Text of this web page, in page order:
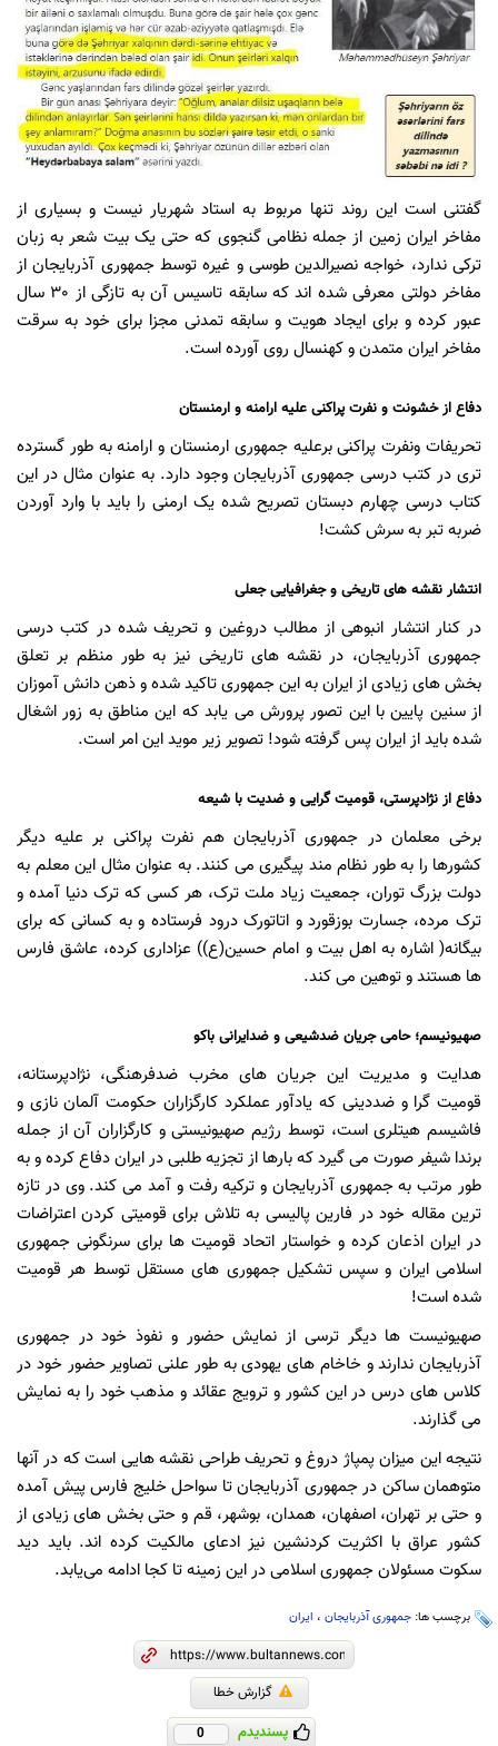
گفتنی است این روند تنها مربوط به استاد شهریار نیست و بسیاری از
مفاخر ایران زمین از جمله نظامی گنجوی که حتی یک بیت شعر به زبان
ترکی ندارد، خواجه نصیرالدین طوسی و غیره توسط جمهوری آذربایجان از
مفاخر دولتی معرفی شده اند که سابقه تاسیس آن به تازگی از 30 سال
عبور کرده و برای ایجاد هویت و سابقه تمدنی مجزا برای خود به سرقت
مفاخر ایران متمدن و کهنسال روی آورده است.
دفاع از خشونت و نفرت پراکنی علیه ارامنه و ارمنستان
تحریفات ونفرت پراکنی برعلیه جمهوری ارمنستان و ارامنه به طور گسترده
تری در کتب درسی جمهوری آذربایجان وجود دارد. به عنوان مثال در این
کتاب درسی چهارم دبستان تصریح شده یک ارمنی را باید با وارد آوردن
ضربه تبر به سرش کشت!
انتشار نقشه های تاریخی و جغرافیایی جعلی
در کنار انتشار انبوهی از مطالب دروغین و تحریف شده در کتب درسی
جمهوری آذربایجان، در نقشه های تاریخی نیز به طور منظم بر تعلق
بخش های زیادی از ایران به این جمهوری تاکید شده و ذهن دانش آموزان
از سنین پایین با این تصور پرورش می یابد که این مناطق به زور اشغال
شده باید از ایران پس گرفته شود! تصویر زیر موید این امر است.
دفاع از نژادپرستی، قومیت گرایی و ضدیت با شیعه
برخی معلمان در جمهوری آذربایجان هم نفرت پراکنی بر علیه دیگر
کشورها را به طور نظام مند پیگیری می کنند. به عنوان مثال این معلم به
دولت بزرگ توران، جمعیت زیاد ملت ترک، هر کسی که ترک دنیا آمده و
ترک مرده، جسارت بوزقورد و اتاتورک درود فرستاده و به کسانی که برای
بیگانه( اشاره به اهل بیت و امام حسین(ع)) عزاداری کرده، عاشق فارس
ها هستند و توهین می کند.
صهیونیسم؛ حامی جریان ضدشیعی و ضدایرانی باکو
هدایت و مدیریت این جریان های مخرب ضدفرهنگی، نژادپرستانه،
قومیت گرا و ضددینی که یادآور عملکرد کارگزاران حکومت آلمان نازی و
فاشیسم هیتلری است، توسط رژیم صهیونیستی و کارگزاران آن از جمله
برندا شیفر صورت می گیرد که بارها از تجزیه طلبی در ایران دفاع کرده و به
طور مرتب به جمهوری آذربایجان و ترکیه رفت و آمد می کند. وی در تازه
ترین مقاله خود در فارین پالیسی به تلاش برای قومیتی کردن اعتراضات
در ایران اذعان کرده و خواستار اتحاد قومیت ها برای سرنگونی جمهوری
اسلامی ایران و سپس تشکیل جمهوری های مستقل توسط هر قومیت
شده است!
صهیونیست ها دیگر ترسی از نمایش حضور و نفوذ خود در جمهوری
آذربایجان ندارند و خاخام های یهودی به طور علنی تصاویر حضور خود در
کلاس های درس در این کشور و ترویج عقائد و مذهب خود را به نمایش
می گذارند.
نتیجه این میزان پمپاژ دروغ و تحریف طراحی نقشه هایی است که در آنها
متوهمان ساکن در جمهوری آذربایجان تا سواحل خلیج فارس پیش آمده
و حتی بر تهران، اصفهان، همدان، بوشهر، قم و حتی بخش های زیادی از
کشور عراق با اکثریت کردنشین نیز ادعای مالکیت کرده اند. باید دید
سکوت مسئولان جمهوری اسلامی در این زمینه تا کجا ادامه می‌یابد.
برچسب ها: جمهوری آذربایجان ، ایران
گزارش خطا
پسندیدم 0